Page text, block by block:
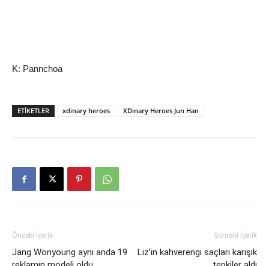
K: Pannchoa
ETIKETLER xdinary heroes XDinary Heroes Jun Han
Önceki İçerik
Jang Wonyoung aynı anda 19
Sonraki İçerik
Liz’in kahverengi saçları karışık